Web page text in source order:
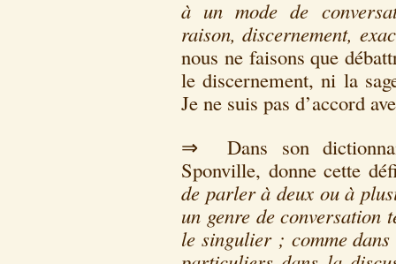
à un mode de
raison, discernement,
nous ne faisons que
le discernement, ni la
Je ne suis pas d’accord
⇒ Dans son
Sponville, donne cette
de parler à deux ou à
un genre de conversation
le singulier ; comme dans